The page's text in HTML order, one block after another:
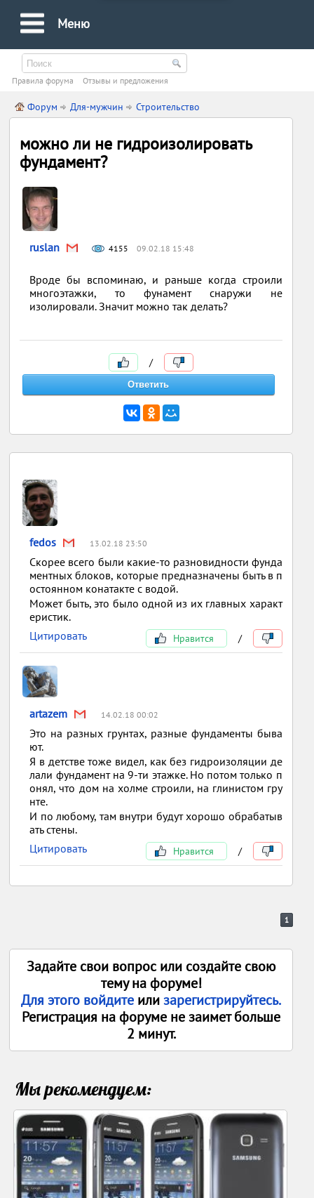
Меню
Правила форума Oтзывы и предложения
Форум Для-мужчин Строительство
можно ли не гидроизолировать
фундамент?
ruslan 4155 09.02.18 15:48
Вроде бы вспоминаю, и раньше когда строили
многоэтажки, то фунамент снаружи не
изолировали. Значит можно так делать?
/
fedos 13.02.18 23:50
Скорее всего были какие-то разновидности фунда
ментных блоков, которые предназначены быть в п
остоянном конатакте с водой.
Может быть, это было одной из их главных характ
еристик.
Цитировать
Нравится /
artazem 14.02.18 00:02
Это на разных грунтах, разные фундаменты быва
ют.
Я в детстве тоже видел, как без гидроизоляции де
лали фундамент на 9-ти этажке. Но потом только п
онял, что дом на холме строили, на глинистом гру
нте.
И по любому, там внутри будут хорошо обрабатыв
ать стены.
Цитировать
Нравится /
1
Задайте свои вопрос или создайте свою
тему на форуме!
Для этого войдите илизарегистрируйтесь.
Регистрация на форуме не заимет больше
2 минут.
Мы рекомендуем: